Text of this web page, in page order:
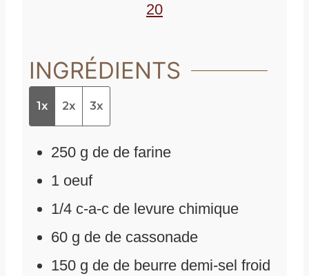
20
INGRÉDIENTS
1x 2x 3x
250 g de de farine
1 oeuf
1/4 c-a-c de levure chimique
60 g de de cassonade
150 g de de beurre demi-sel froid